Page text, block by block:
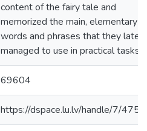
content of the fairy tale and
memorized the main, elementary
words and phrases that they later
managed to use in practical tasks.
69604
https://dspace.lu.lv/handle/7/